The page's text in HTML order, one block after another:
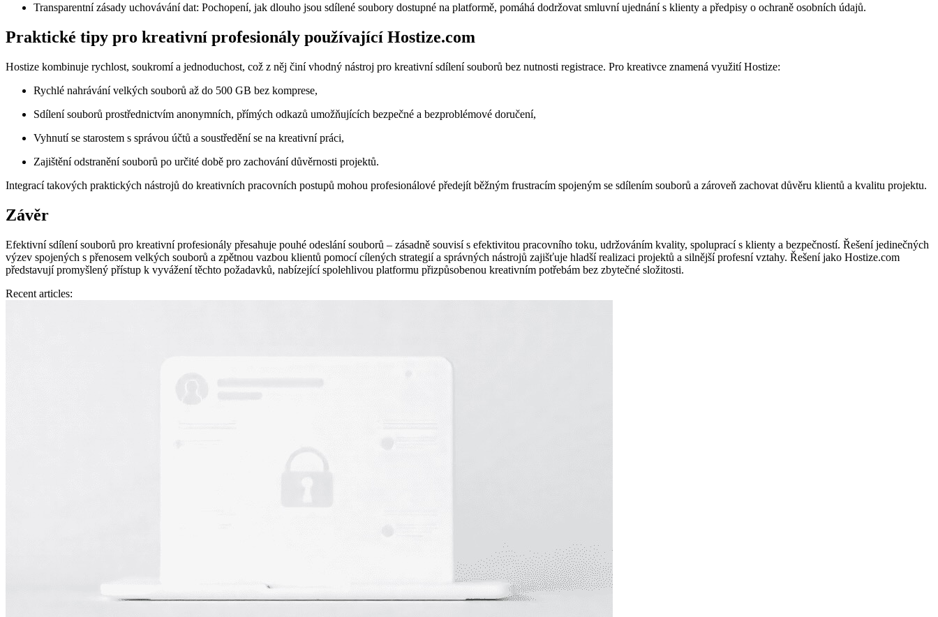
Transparentní zásady uchovávání dat: Pochopení, jak dlouho jsou sdílené soubory dostupné na platformě, pomáhá dodržovat smluvní ujednání s klienty a předpisy o ochraně osobních údajů.
Praktické tipy pro kreativní profesionály používající Hostize.com
Hostize kombinuje rychlost, soukromí a jednoduchost, což z něj činí vhodný nástroj pro kreativní sdílení souborů bez nutnosti registrace. Pro kreativce znamená využití Hostize:
Rychlé nahrávání velkých souborů až do 500 GB bez komprese,
Sdílení souborů prostřednictvím anonymních, přímých odkazů umožňujících bezpečné a bezproblémové doručení,
Vyhnutí se starostem s správou účtů a soustředění se na kreativní práci,
Zajištění odstranění souborů po určité době pro zachování důvěrnosti projektů.
Integrací takových praktických nástrojů do kreativních pracovních postupů mohou profesionálové předejít běžným frustracím spojeným se sdílením souborů a zároveň zachovat důvěru klientů a kvalitu projektu.
Závěr
Efektivní sdílení souborů pro kreativní profesionály přesahuje pouhé odeslání souborů – zásadně souvisí s efektivitou pracovního toku, udržováním kvality, spoluprací s klienty a bezpečností. Řešení jedinečných
výzev spojených s přenosem velkých souborů a zpětnou vazbou klientů pomocí cílených strategií a správných nástrojů zajišťuje hladší realizaci projektů a silnější profesní vztahy. Řešení jako Hostize.com
představují promyšlený přístup k vyvážení těchto požadavků, nabízející spolehlivou platformu přizpůsobenou kreativním potřebám bez zbytečné složitosti.
Recent articles: